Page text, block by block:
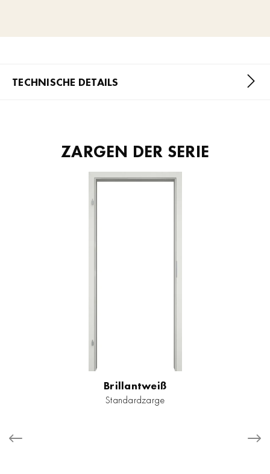
TECHNISCHE DETAILS
ZARGEN DER SERIE
Brillantweiß
Standardzarge